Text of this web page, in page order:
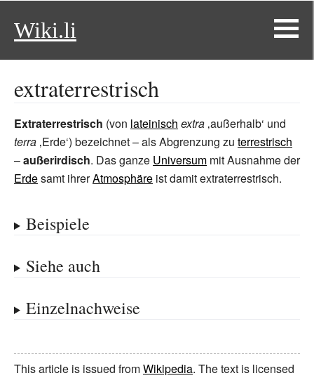
Wiki.li
extraterrestrisch
Extraterrestrisch (von lateinisch extra ‚außerhalb‘ und
terra ‚Erde‘) bezeichnet – als Abgrenzung zu terrestrisch
–außerirdisch. Das ganze Universum mit Ausnahme der
Erdesamt ihrerAtmosphäre ist damit extraterrestrisch.
Beispiele
Siehe auch
Einzelnachweise
This article is issued fromWikipedia. The text is licensed